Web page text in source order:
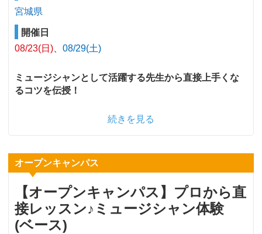
宮城県
開催日
08/23(日)
08/29(土)
ミュージシャンとして活躍する先生から直接上手くな
るコツを伝授！
続きを見る
オープンキャンパス
【オープンキャンパス】プロから直
接レッスン♪ミュージシャン体験
(ベース)